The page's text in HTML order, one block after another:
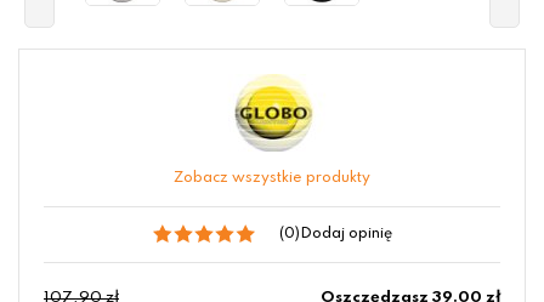
Zobacz wszystkie produkty
(0) Dodaj opinię
107.90 zł Oszczędzasz 39.00 zł